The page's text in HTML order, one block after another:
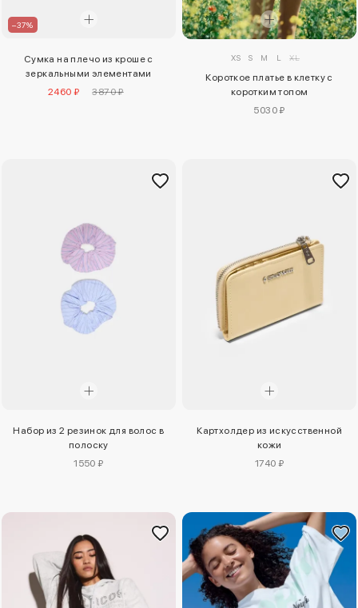
–37%
Сумка на плечо из кроше с
зеркальными элементами
2460 ₽
3870 ₽
XS S M L XL
Короткое платье в клетку с
коротким топом
5030 ₽
Набор из 2 резинок для волос в
полоску
1550 ₽
Картхолдер из искусственной
кожи
1740 ₽